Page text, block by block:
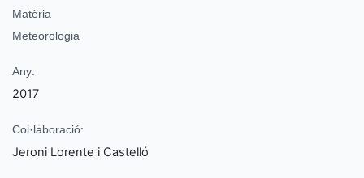
Matèria
Meteorologia
Any:
2017
Col·laboració:
Jeroni Lorente i Castelló